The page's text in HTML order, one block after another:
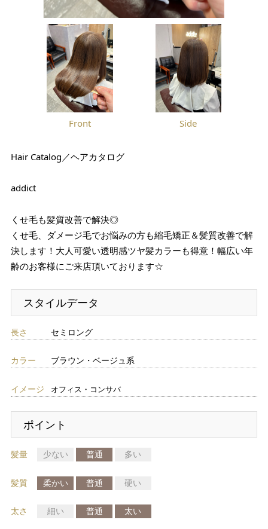
Front Side
Hair Catalog／ヘアカタログ
addict
くせ毛も髪質改善で解決◎
くせ毛、ダメージ毛でお悩みの方も縮毛矯正＆髪質改善で解
決します！大人可愛い透明感ツヤ髪カラーも得意！幅広い年
齢のお客様にご来店頂いております☆
スタイルデータ
長さ セミロング
カラー ブラウン・ベージュ系
イメージ オフィス・コンサバ
ポイント
髪量 少ない 普通 多い
髪質 柔かい 普通 硬い
太さ 細い 普通 太い